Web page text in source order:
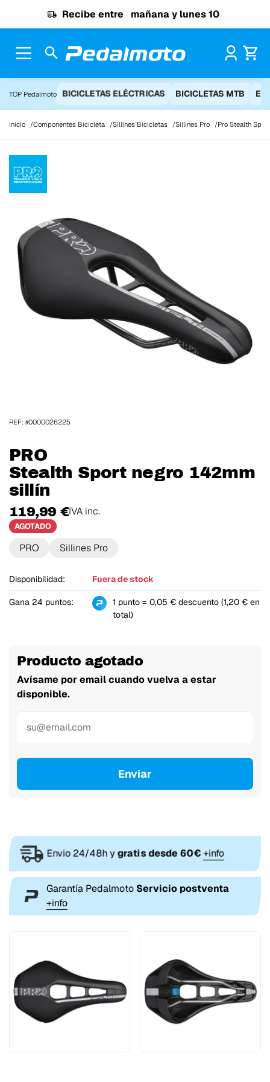
Recibe entre mañana y lunes 10
TOP Pedalmoto BICICLETAS ELÉCTRICAS BICICLETAS MTB
Inicio Componentes Bicicleta Sillines Bicicletas Sillines Pro Pro Stealth
PRO
Stealth Sport negro 142mm
sillín
119,99 €IVA inc.
AGOTADO
PRO Sillines Pro
Disponibilidad: Fuera de stock
Gana 24 puntos:
1 punto = 0,05 € descuento (1,20 € en
total)
Producto agotado
Avísame por email cuando vuelva a estar
disponible.
Enviar
REF: #0000026225
Envio 24/48h ygratis desde 60€+info
Garantía Pedalmoto Servicio postventa
+info